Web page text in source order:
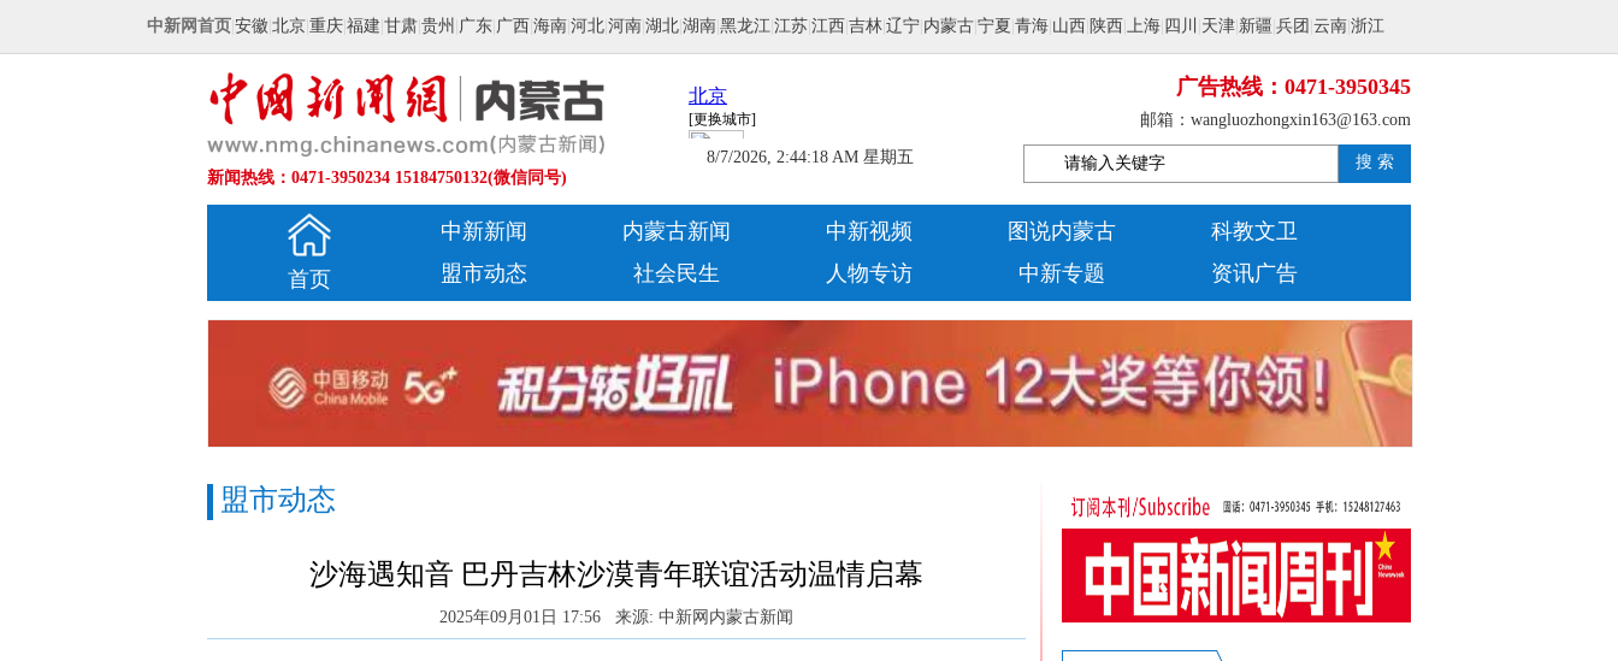
中新网首页 安徽 北京 重庆 福建 甘肃 贵州 广东 广西 海南 河北 河南 湖北 湖南 黑龙江 江苏 江西 吉林 辽宁 内蒙古 宁夏 青海 山西 陕西 上海 四川 天津 新疆 兵团 云南 浙江
新闻热线：0471-3950234 15184750132(微信同号)
8/7/2026, 2:44:19 AM 星期五
广告热线：0471-3950345
邮箱：wangluozhongxin163@163.com
搜 索
首页
中新新闻 内蒙古新闻 中新视频 图说内蒙古
科教文卫
盟市动态
社会民生 人物专访 中新专题 资讯广告
盟市动态
沙海遇知音 巴丹吉林沙漠青年联谊活动温情启幕
2025年09月01日 17:56 来源: 中新网内蒙古新闻